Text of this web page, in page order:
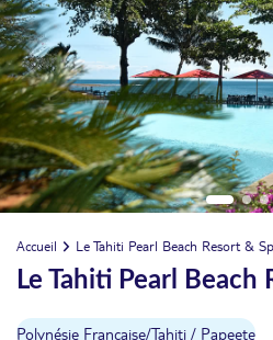
Accueil Le Tahiti Pearl Beach Resort &
Le Tahiti Pearl Beach
Polynésie Française/Tahiti / Papeete